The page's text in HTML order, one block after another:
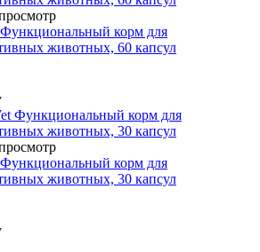
корм для
животных, 60 капсул
корм для
животных, 30 капсул